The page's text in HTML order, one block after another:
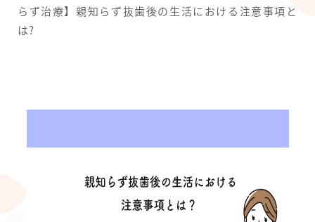
らず治療】親知らず抜歯後の生活における注意事項と
は?